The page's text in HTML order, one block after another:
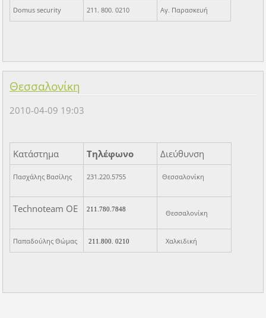
Domus security 211. 800. 0210 Αγ. Παρασκευή
Θεσσαλονίκη
2010-04-09 19:03
Κατάστημα Τηλέφωνο Διεύθυνση
Πασχάλης Βασίλης 231.220.5755 Θεσσαλονίκη
Technoteam ΟΕ 211.780.7848 Θεσσαλονίκη
Παπαδούλης Θώμας 211.800. 0210 Χαλκιδική